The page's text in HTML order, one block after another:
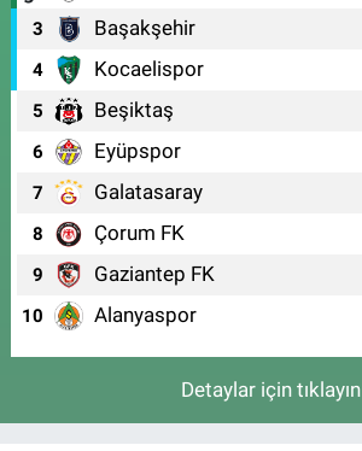
3 Başakşehir
4 Kocaelispor
5 Beşiktaş
6 Eyüpspor
7 Galatasaray
8 Çorum FK
9 Gaziantep FK
10 Alanyaspor
Detaylar için tıklayın